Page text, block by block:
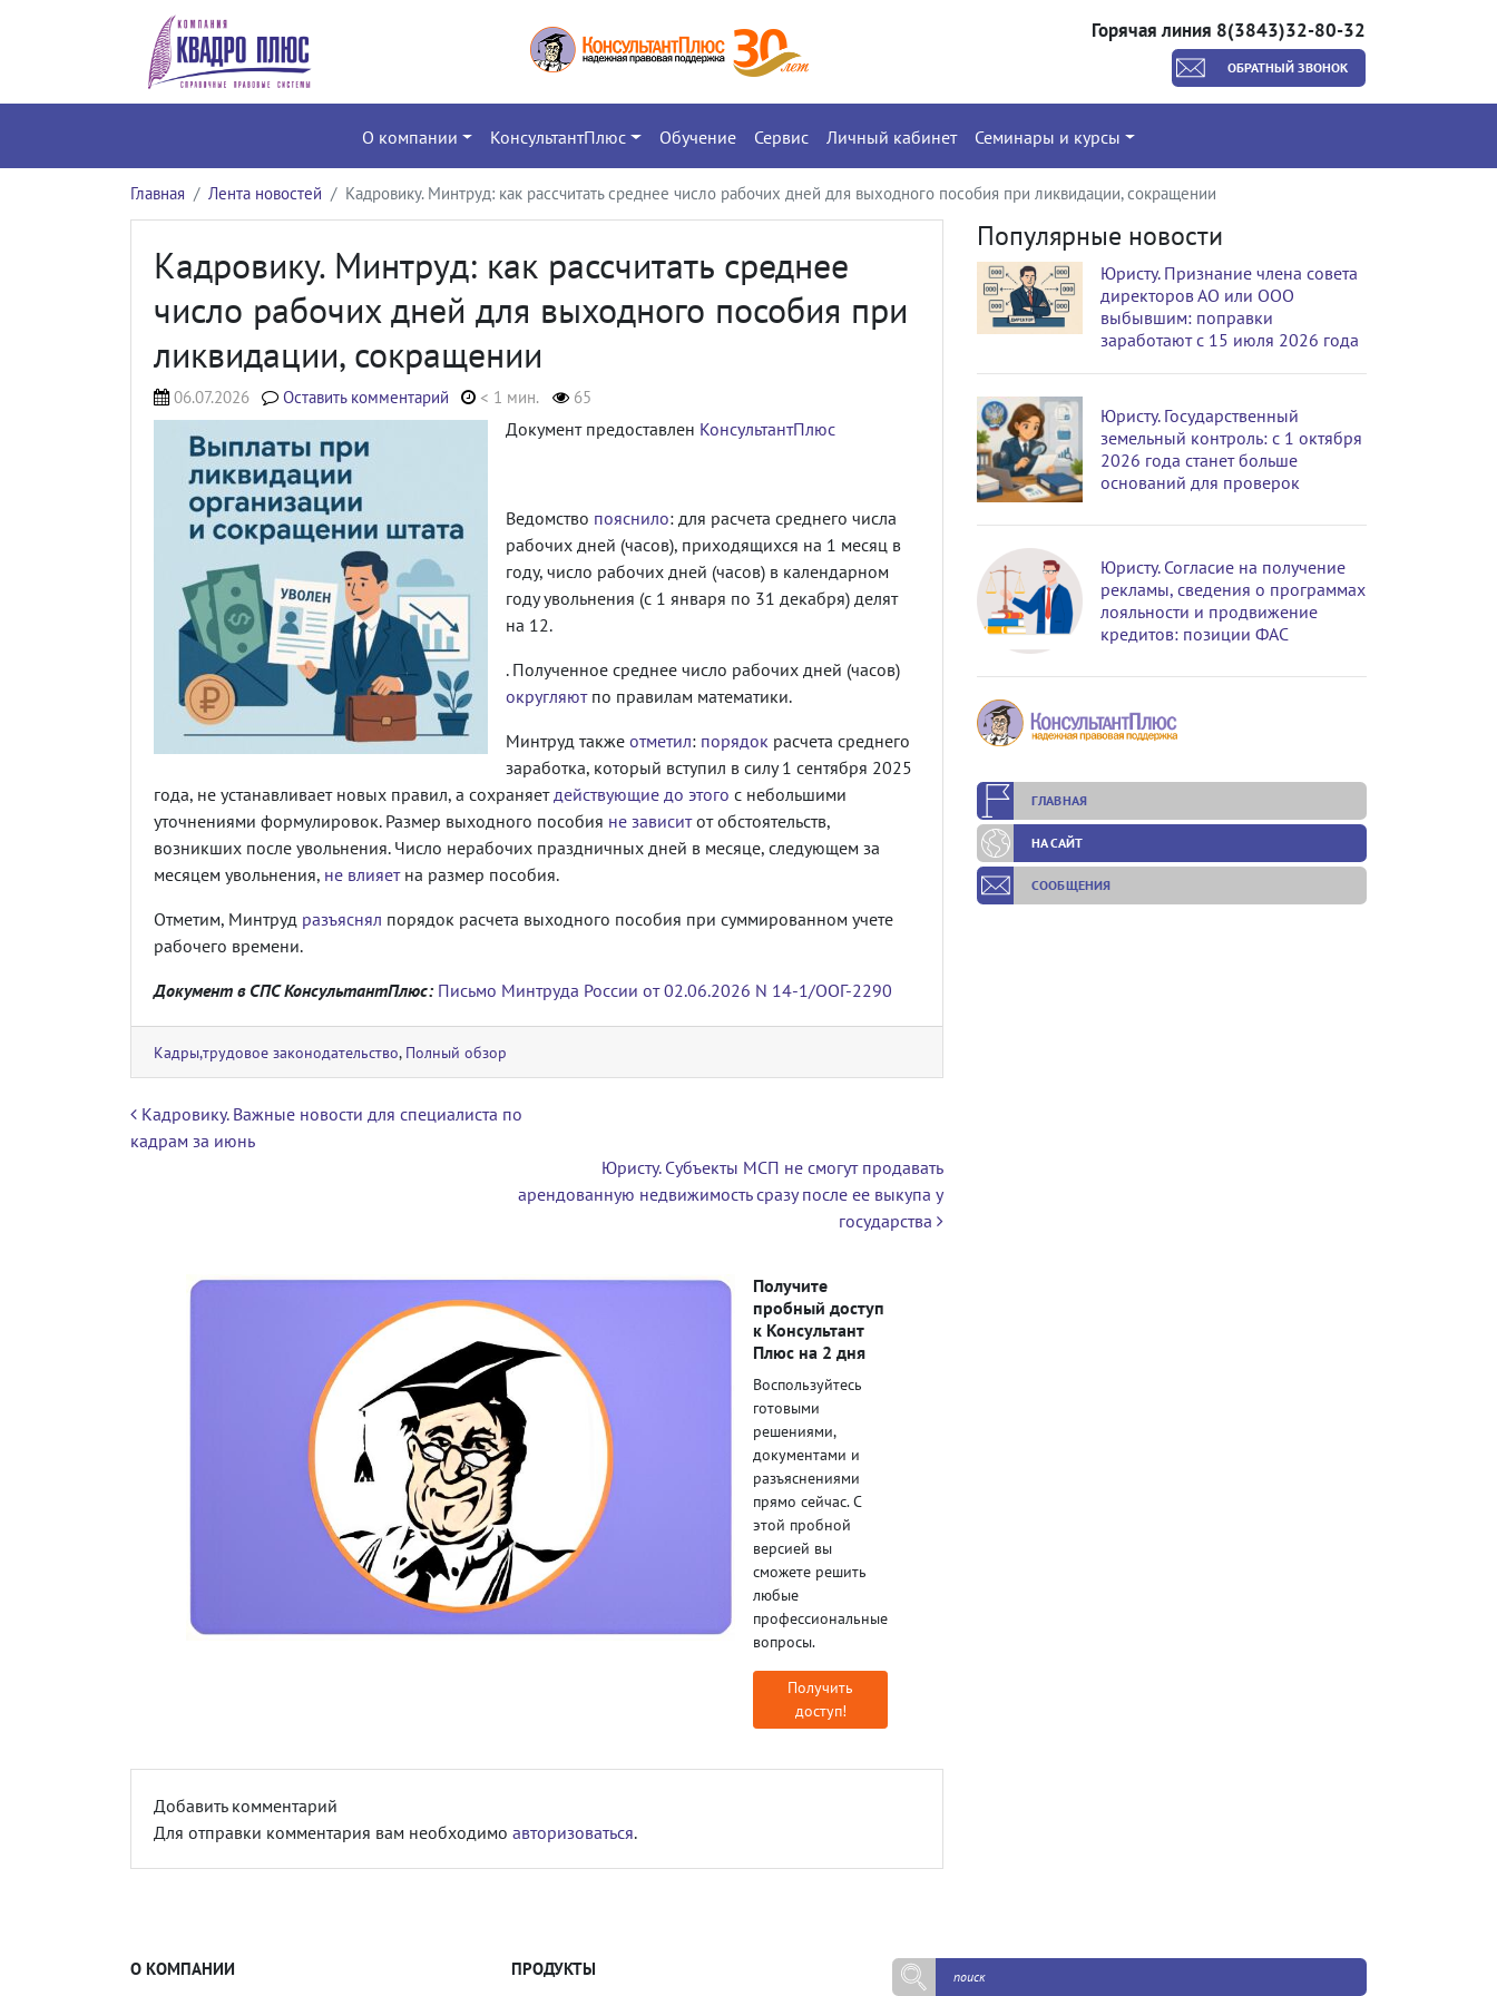
Горячая линия 8(3843)32-80-32
ОБРАТНЫЙ ЗВОНОК
О компании КонсультантПлюс Обучение Сервис Личный кабинет Семинары и курсы
Главная Лента новостей Кадровику. Минтруд: как рассчитать среднее число рабочих дней для выходного пособия при ликвидации, сокращении
Кадровику. Минтруд: как рассчитать среднее
число рабочих дней для выходного пособия при
ликвидации, сокращении
06.07.2026 Оставить комментарий < 1 мин. 65
Документ предоставлен КонсультантПлюс
Ведомство пояснило: для расчета среднего числа
рабочих дней (часов), приходящихся на 1 месяц в
году, число рабочих дней (часов) в календарном
году увольнения (с 1 января по 31 декабря) делят
на 12.
. Полученное среднее число рабочих дней (часов)
округляютпо правилам математики.
Минтруд также отметил: порядок расчета среднего
заработка, который вступил в силу 1 сентября 2025
года, не устанавливает новых правил, а сохраняет действующие до этого с небольшими
уточнениями формулировок. Размер выходного пособия не зависитот обстоятельств,
возникших после увольнения. Число нерабочих праздничных дней в месяце, следующем за
месяцем увольнения, не влияетна размер пособия.
Отметим, Минтруд разъяснял порядок расчета выходного пособия при суммированном учете
рабочего времени.
Документ в СПС КонсультантПлюс: Письмо Минтруда России от 02.06.2026 N 14-1/ООГ-2290
Кадры,трудовое законодательство, Полный обзор
Навигация по записям
Кадровику. Важные новости для специалиста по
кадрам за июнь
Юристу. Субъекты МСП не смогут продавать
арендованную недвижимость сразу после ее выкупа у
государства
Получите
пробный доступ
к Консультант
Плюс на 2 дня
Воспользуйтесь
готовыми
решениями,
документами и
разъяснениями
прямо сейчас. С
этой пробной
версией вы
сможете решить
любые
профессиональные
вопросы.
Получить
доступ!
Добавить комментарий
Для отправки комментария вам необходимо авторизоваться.
Популярные новости
Юристу. Признание члена совета
директоров АО или ООО
выбывшим: поправки
заработают с 15 июля 2026 года
Юристу. Государственный
земельный контроль: с 1 октября
2026 года станет больше
оснований для проверок
Юристу. Согласие на получение
рекламы, сведения о программах
лояльности и продвижение
кредитов: позиции ФАС
ГЛАВНАЯ
НА САЙТ
СООБЩЕНИЯ
О КОМПАНИИ ПРОДУКТЫ